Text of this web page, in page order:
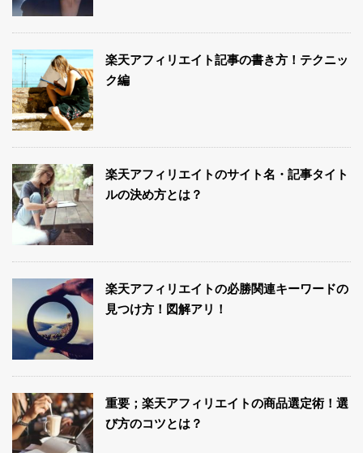
楽天アフィリエイト記事の書き方！テクニッ
ク編
楽天アフィリエイトのサイト名・記事タイト
ルの決め方とは？
楽天アフィリエイトの必勝関連キーワードの
見つけ方！図解アリ！
重要；楽天アフィリエイトの商品選定術！選
び方のコツとは？